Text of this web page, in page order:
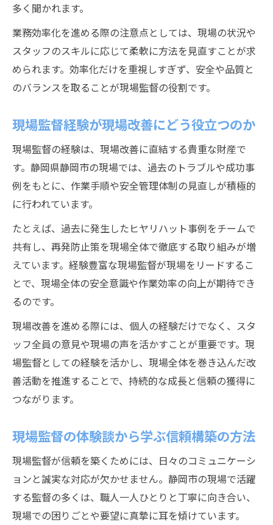
多く聞かれます。
業務効率化を進める際の注意点としては、現場の状況や
スタッフのスキルに応じて柔軟に方法を見直すことが求
められます。効率化だけを重視しすぎず、安全や品質と
のバランスを取ることが現場監督の役割です。
現場監督経験が現場改善にどう役立つのか
現場監督の経験は、現場改善に直結する貴重な財産で
す。静岡県静岡市の現場では、過去のトラブルや成功事
例をもとに、作業手順や安全管理体制の見直しが積極的
に行われています。
たとえば、過去に発生したヒヤリハット事例をチームで
共有し、再発防止策を現場全体で徹底する取り組みが増
えています。経験豊富な現場監督が現場をリードするこ
とで、現場全体の安全意識や作業効率の向上が期待でき
るのです。
現場改善を進める際には、個人の経験だけでなく、スタ
ッフ全員の意見や現場の声を活かすことが重要です。現
場監督としての経験を活かし、現場全体を巻き込んだ改
善活動を推進することで、持続的な成長と信頼の獲得に
つながります。
現場監督の体験談から学ぶ信頼構築の方法
現場監督が信頼を築くためには、日々のコミュニケーシ
ョンと誠実な対応が欠かせません。静岡市の現場で活躍
する監督の多くは、職人一人ひとりと丁寧に向き合い、
現場での困りごとや要望に真摯に耳を傾けています。